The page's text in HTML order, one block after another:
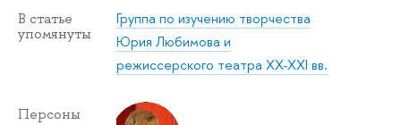
В статье
упомянуты
Группа по изучению творчества
Юрия Любимова и
режиссерского театра XX-XXI вв.
Персоны